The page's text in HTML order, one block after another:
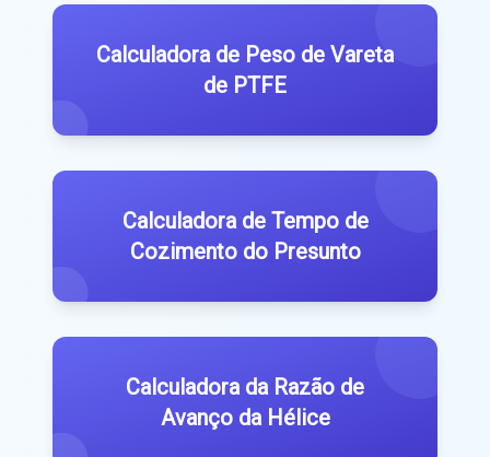
Calculadora de Peso de Vareta
de PTFE
Calculadora de Tempo de
Cozimento do Presunto
Calculadora da Razão de
Avanço da Hélice